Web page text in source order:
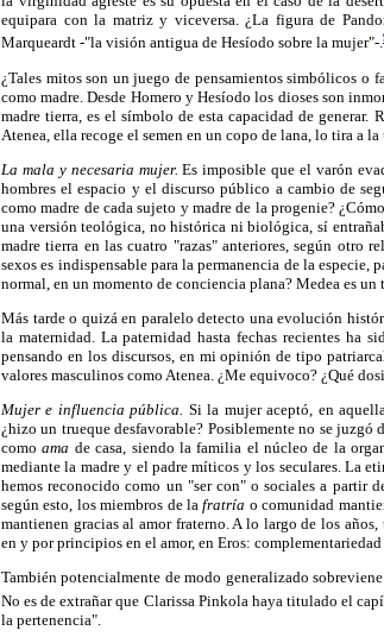
equipara con la matriz y viceversa. ¿La figura de
Marqueardt -"la visión antigua de Hesíodo sobre la mujer"-.
¿Tales mitos son un juego de pensamientos simbólicos o
como madre. Desde Homero y Hesíodo los dioses son
madre tierra, es el símbolo de esta capacidad de generar.
Atenea, ella recoge el semen en un copo de lana, lo tira a la
La mala y necesaria mujer. Es imposible que el varón
hombres el espacio y el discurso público a cambio de
como madre de cada sujeto y madre de la progenie?
una versión teológica, no histórica ni biológica, sí
madre tierra en las cuatro "razas" anteriores, según otro
sexos es indispensable para la permanencia de la
normal, en un momento de conciencia plana? Medea es un
Más tarde o quizá en paralelo detecto una evolución
la maternidad. La paternidad hasta fechas recientes ha
pensando en los discursos, en mi opinión de tipo
valores masculinos como Atenea. ¿Me equivoco? ¿Qué
Mujer e influencia pública. Si la mujer aceptó, en
¿hizo un trueque desfavorable? Posiblemente no se
comoama de casa, siendo la familia el núcleo de la
mediante la madre y el padre míticos y los seculares. La
hemos reconocido como un "ser con" o sociales a partir
según esto, los miembros de lafratría o comunidad
mantienen gracias al amor fraterno. A lo largo de los
en y por principios en el amor, en Eros:
También potencialmente de modo generalizado
No es de extrañar que Clarissa Pinkola haya titulado el
la pertenencia".